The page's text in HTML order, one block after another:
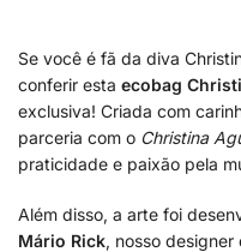
Se você é fã da diva
conferir esta ecobag
exclusiva! Criada com
parceria com o Christina
praticidade e paixão pela
Além disso, a arte foi
Mário Rick, nosso